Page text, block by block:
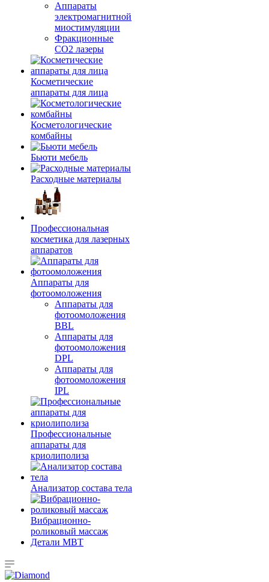
Аппараты
электромагнитной
миостимуляции
Фракционные
CO2 лазеры
Косметические
аппараты для лица
Косметологические
комбайны
Бьюти мебель
Расходные материалы
Профессиональная
косметика для лазерных
аппаратов
Аппараты для
фотоомоложения
Аппараты для
фотоомоложения
BBL
Аппараты для
фотоомоложения
DPL
Аппараты для
фотоомоложения
IPL
Профессиональные
аппараты для
криолиполиза
Анализатор состава тела
Вибрационно-
роликовый массаж
Детали MBT